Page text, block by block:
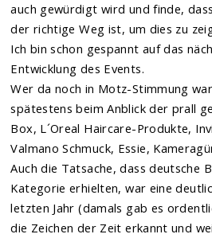
auch gewürdigt wird und finde,
der richtige Weg ist, um dies zu
Ich bin schon gespannt auf das
Entwicklung des Events.
Wer da noch in Motz-Stimmung
spätestens beim Anblick der prall
Box, L´Oreal Haircare-Produkte,
Valmano Schmuck, Essie,
Auch die Tatsache, dass deutsche
Kategorie erhielten, war eine
letzten Jahr (damals gab es
die Zeichen der Zeit erkannt und